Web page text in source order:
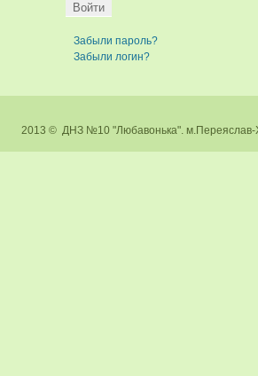
Забыли пароль?
Забыли логин?
2013 © ДНЗ №10 "Любавонька".